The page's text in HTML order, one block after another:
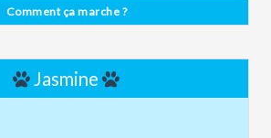
Comment ça marche ?
Jasmine